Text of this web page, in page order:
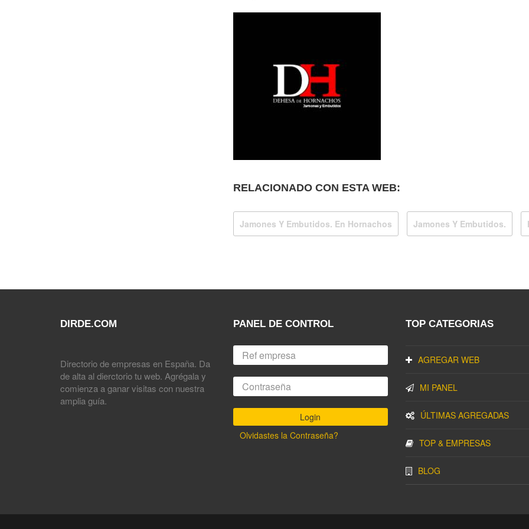
RELACIONADO CON ESTA WEB:
Jamones Y Embutidos. En Hornachos Jamones Y Embutidos.
DIRDE.COM
Directorio de empresas en España. Da
de alta al dierctorio tu web. Agrégala y
comienza a ganar visitas con nuestra
amplia guía.
PANEL DE CONTROL
Olvidastes la Contraseña?
TOP CATEGORIAS
AGREGAR WEB
MI PANEL
ÚLTIMAS AGREGADAS
TOP & EMPRESAS
BLOG